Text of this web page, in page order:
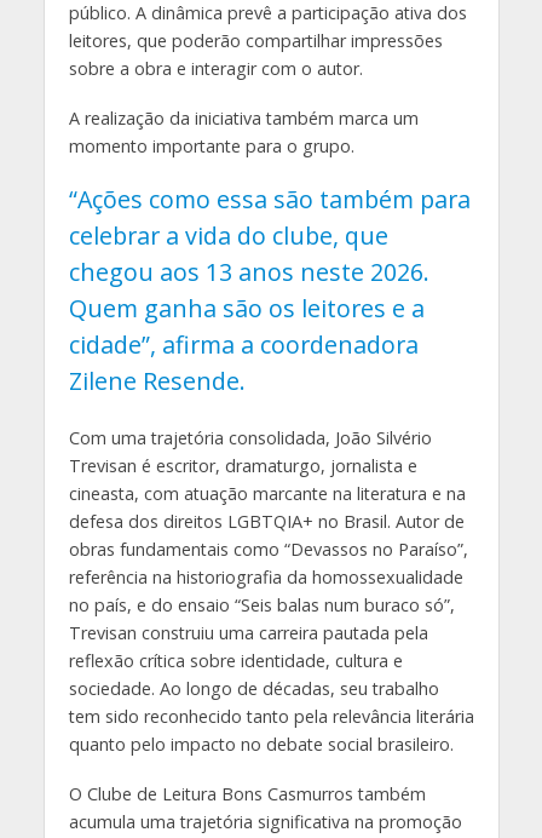
público. A dinâmica prevê a participação ativa dos
leitores, que poderão compartilhar impressões
sobre a obra e interagir com o autor.
A realização da iniciativa também marca um
momento importante para o grupo.
“Ações como essa são também para
celebrar a vida do clube, que
chegou aos 13 anos neste 2026.
Quem ganha são os leitores e a
cidade”, afirma a coordenadora
Zilene Resende.
Com uma trajetória consolidada, João Silvério
Trevisan é escritor, dramaturgo, jornalista e
cineasta, com atuação marcante na literatura e na
defesa dos direitos LGBTQIA+ no Brasil. Autor de
obras fundamentais como “Devassos no Paraíso”,
referência na historiografia da homossexualidade
no país, e do ensaio “Seis balas num buraco só”,
Trevisan construiu uma carreira pautada pela
reflexão crítica sobre identidade, cultura e
sociedade. Ao longo de décadas, seu trabalho
tem sido reconhecido tanto pela relevância literária
quanto pelo impacto no debate social brasileiro.
O Clube de Leitura Bons Casmurros também
acumula uma trajetória significativa na promoção